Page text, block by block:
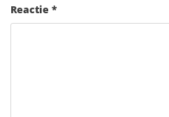
Reactie *